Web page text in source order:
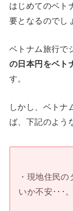
はじめてのベト
要となるのでし
ベトナム旅行で
の日本円をベト
す。
しかし、ベトナ
ば、下記のよう
・現地住民
いか不安･･･。